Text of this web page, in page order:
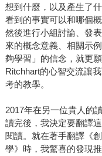
想到什麼，以及產生了
看到的事實可以和哪個
然後進行小組討論、發
來的概念意義、相關示
夠學習」的信念，就更
Ritchhart的心智交流讓
考的教學。
2017年在另一位貴人的
讀完後，我決定要翻譯
閱讀。就在著手翻譯《
學》時，我驚喜的發現